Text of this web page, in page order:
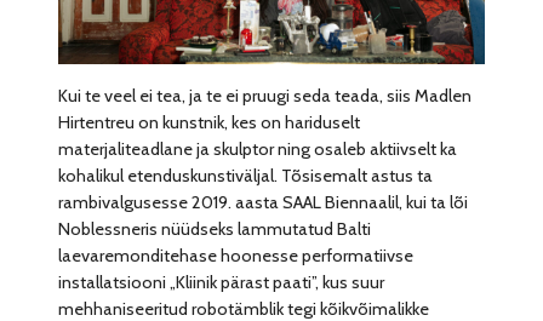
Kui te veel ei tea, ja te ei pruugi seda teada, siis Madlen
Hirtentreu on kunstnik, kes on hariduselt
materjaliteadlane ja skulptor ning osaleb aktiivselt ka
kohalikul etenduskunstiväljal. Tõsisemalt astus ta
rambivalgusesse 2019. aasta SAAL Biennaalil, kui ta lõi
Noblessneris nüüdseks lammutatud Balti
laevaremonditehase hoonesse performatiivse
installatsiooni „Kliinik pärast paati”, kus suur
mehhaniseeritud robotämblik tegi kõikvõimalikke